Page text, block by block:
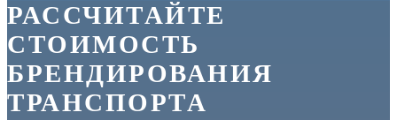
РАССЧИТАЙТЕ
СТОИМОСТЬ
БРЕНДИРОВАНИЯ
ТРАНСПОРТА